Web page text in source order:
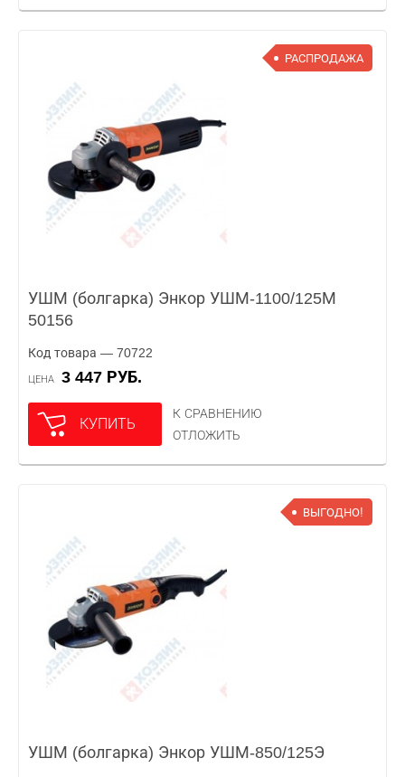
РАСПРОДАЖА
УШМ (болгарка) Энкор УШМ-1100/125М
50156
Код товара — 70722
ЦЕНА 3 447 РУБ.
КУПИТЬ
К СРАВНЕНИЮ
ОТЛОЖИТЬ
ВЫГОДНО!
УШМ (болгарка) Энкор УШМ-850/125Э